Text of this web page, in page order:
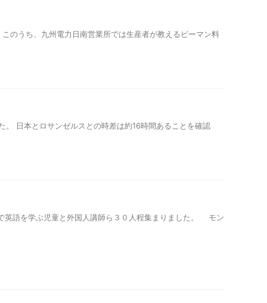
うち、九州電力日南営業所では生産者が教えるピーマン料
日本とロサンゼルスとの時差は約16時間あることを確認
英語を学ぶ児童と外国人講師ら３０人程集まりました。 モン